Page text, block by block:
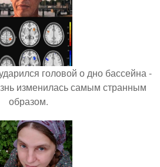
головой о дно бассейна -
изменилась самым странным
образом.